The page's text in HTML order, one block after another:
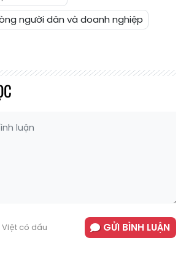
người dân và doanh nghiệp
có dấu GỬI BÌNH LUẬN